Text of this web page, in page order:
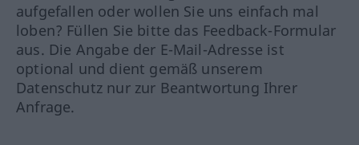
aufgefallen oder wollen Sie uns einfach mal
loben? Füllen Sie bitte das Feedback-Formular
aus. Die Angabe der E-Mail-Adresse ist
optional und dient gemäß unserem
Datenschutz nur zur Beantwortung Ihrer
Anfrage.